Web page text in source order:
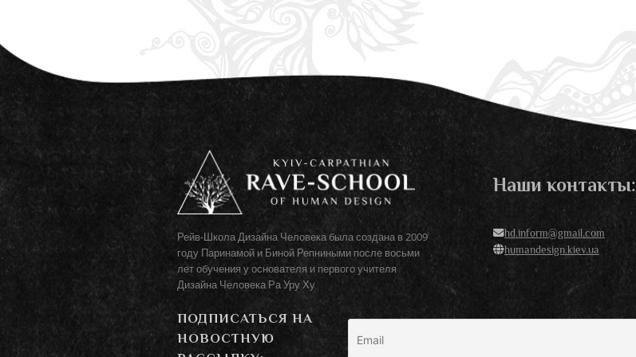
Рейв-Школа Дизайна Человека была создана в 2009
году Паринамой и Биной Репниными после восьми
лет обучения у основателя и первого учителя
Дизайна Человека Ра Уру Ху
Наши контакты:
hd.inform@gmail.com
humandesign.kiev.ua
ПОДПИСАТЬСЯ НА
НОВОСТНУЮ